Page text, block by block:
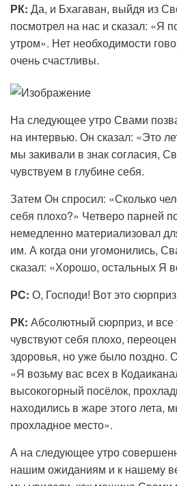
РК: Да, и Бхагаван, выйдя из
посмотрел на нас и сказал: «Я
утром». Нет необходимости
очень счастливы.
На следующее утро Свами
на интервью. Он сказал: «Это
мы закивали в знак согласия,
чувствуем в глубине себя.
Затем Он спросил: «Сколько
себя плохо?» Четверо парней
немедленно материализовал
им. А когда они угомонились,
сказал: «Хорошо, остальных Я
РС: О, Господи! Вот это
РК: Абсолютный сюрприз, и все
чувствуют себя плохо,
здоровья, но уже было поздно.
«Я возьму вас всех в
высокогорный посёлок,
находились в жаре этого лета,
прохладное место».
А на следующее утро
нашим ожиданиям и к нашему